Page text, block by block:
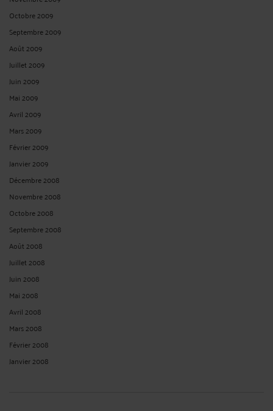
Octobre 2009
Septembre 2009
Août 2009
Juillet 2009
Juin 2009
Mai 2009
Avril 2009
Mars 2009
Février 2009
Janvier 2009
Décembre 2008
Novembre 2008
Octobre 2008
Septembre 2008
Août 2008
Juillet 2008
Juin 2008
Mai 2008
Avril 2008
Mars 2008
Février 2008
Janvier 2008